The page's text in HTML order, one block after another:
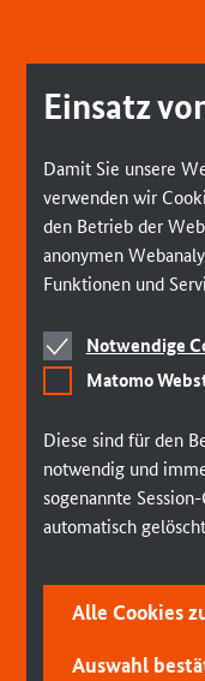
Einsatz
Damit Sie unsere
verwenden wir
den Betrieb der
anonymen
Funktionen und
Notwendige
Cookies
Notwendige
Matomo
Webstatistik
Matomo
Diese sind für den
notwendig und
sogenannte
automatisch
Alle Cookies
Auswahl